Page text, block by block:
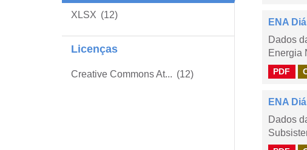
XLSX (12)
Licenças
Creative Commons At... (12)
ENA
Dados
Energia
PDF
ENA
Dados